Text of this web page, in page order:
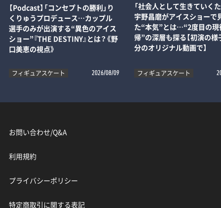
【Podcast】「コンセプトの勝利」り
くりゅうプロデュース…カップル
選手のみが出演する“異色のアイス
ショー”『THE DESTINY』とは？《野
口美恵の視点》
フィギュアスケート 2026/08/09
「社会人として生きていく
宇野昌磨がアイスショーで
た“本気”とは…“2度目の現
帰”の深層も探る【初演の様
分のオリジナル動画で】
フィギュアスケート
お問い合わせ/Q&A
利用規約
プライバシーポリシー
特定商取引に関する表記